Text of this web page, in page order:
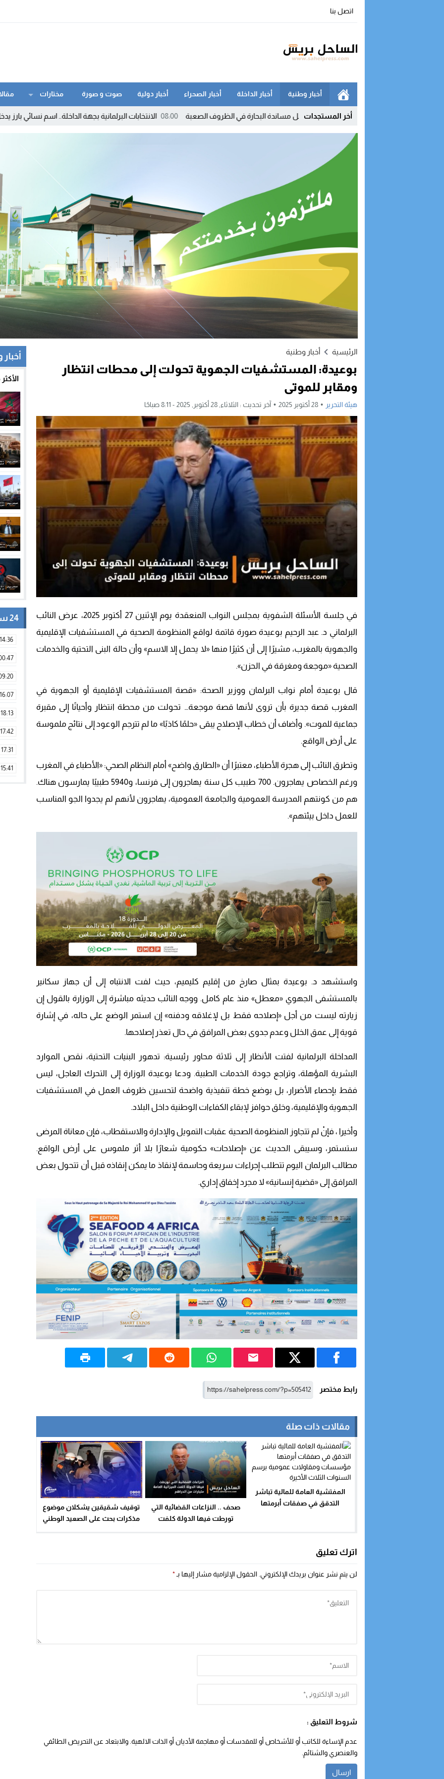
اتصل بنا
أخبار وطنية أخبار الداخلة أخبار الصحراء أخبار دولية صوت و صورة مختارات
أخر المستجدات
إنقاذ الأرواح بالداخلة تواصل مساندة البحارة في الظروف الصعبة 08:00 الانتخابات البرلمانية بجهة الداخلة.. اسم نسائي بارز يدخل حسابات السباق
الرئيسية أخبار وطنية
بوعيدة: المستشفيات الجهوية تحولت إلى محطات انتظار
ومقابر للموتى
هيئة التحرير 28 أكتوبر 2025 آخر تحديث : الثلاثاء, 28 أكتوبر, 2025 - 8:11 صباحًا
في جلسة الأسئلة الشفوية بمجلس النواب المنعقدة يوم الإثنين 27 أكتوبر 2025، عرض النائب
البرلماني د. عبد الرحيم بوعيدة صورة قاتمة لواقع المنظومة الصحية في المستشفيات الإقليمية
والجهوية بالمغرب، مشيرًا إلى أن كثيرًا منها «لا يحمل إلا الاسم» وأن حالة البنى التحتية والخدمات
الصحية «موجعة ومغرقة في الحزن».
قال بوعيدة أمام نواب البرلمان ووزير الصحة: «قصة المستشفيات الإقليمية أو الجهوية في
المغرب قصة جديرة بأن تروى لأنها قصة موجعة… تحولت من محطة انتظار وأحيانًا إلى مقبرة
جماعية للموت». وأضاف أن خطاب الإصلاح يبقى «حلمًا كاذبًا» ما لم تترجم الوعود إلى نتائج ملموسة
على أرض الواقع.
وتطرق النائب إلى هجرة الأطباء، معتبرًا أن «الطارق واضح» أمام النظام الصحي: «الأطباء في المغرب
ورغم الخصاص يهاجرون. 700 طبيب كل سنة يهاجرون إلى فرنسا، و5940 طبيبًا يمارسون هناك.
هم من كونتهم المدرسة العمومية والجامعة العمومية، يهاجرون لأنهم لم يجدوا الجو المناسب
للعمل داخل بيئتهم».
واستشهد د. بوعيدة بمثال صارخ من إقليم كليميم، حيث لفت الانتباه إلى أن جهاز سكانير
بالمستشفى الجهوي «معطل» منذ عام كامل. ووجه النائب حديثه مباشرة إلى الوزارة بالقول إن
زيارته ليست من أجل «إصلاحه فقط بل لإغلاقه ودفنه» إن استمر الوضع على حاله، في إشارة
قوية إلى عمق الخلل وعدم جدوى بعض المرافق في حال تعذر إصلاحها.
المداخلة البرلمانية لفتت الأنظار إلى ثلاثة محاور رئيسية: تدهور البنيات التحتية، نقص الموارد
البشرية المؤهلة، وتراجع جودة الخدمات الطبية. ودعا بوعيدة الوزارة إلى التحرك العاجل، ليس
فقط بإحصاء الأضرار، بل بوضع خطة تنفيذية واضحة لتحسين ظروف العمل في المستشفيات
الجهوية والإقليمية، وخلق حوافز لإبقاء الكفاءات الوطنية داخل البلاد.
وأخيرا ، فإنْ لم تتجاوز المنظومة الصحية عقبات التمويل والإدارة والاستقطاب، فإن معاناة المرضى
ستستمر، وسيبقى الحديث عن «إصلاحات» حكومية شعارًا بلا أثر ملموس على أرض الواقع.
مطالب البرلمان اليوم تتطلب إجراءات سريعة وحاسمة لإنقاذ ما يمكن إنقاذه قبل أن تتحول بعض
المرافق إلى «قضية إنسانية» لا مجرد إخفاق إداري.
رابط مختصر
مقالات ذات صلة
المفتشية العامة للمالية تباشر
التدقق في صفقات أبرمتها
صحف .. النزاعات القضائية التي
تورطت فيها الدولة كلفت
توقيف شقيقين يشكلان موضوع
مذكرات بحث على الصعيد الوطني
اترك تعليق
لن يتم نشر عنوان بريدك الإلكتروني. الحقول الإلزامية مشار إليها بـ *
شروط التعليق :
عدم الإساءة للكاتب أو للأشخاص أو للمقدسات أو مهاجمة الأديان أو الذات الالهية. والابتعاد عن التحريض الطائفي
والعنصري والشتائم.
24 ساعة
14:36
16:07
18:13
17:42
17:31
15:41